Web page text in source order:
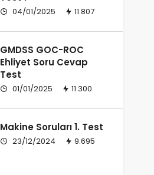
04/01/2025 11.807
GMDSS GOC-ROC
Ehliyet Soru Cevap
Test
01/01/2025 11.300
Makine Soruları 1. Test
23/12/2024 9.695